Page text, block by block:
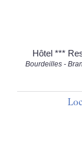
Hôtel ***
Bourdeilles -